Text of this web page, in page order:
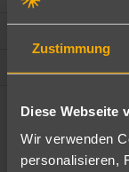
Zustimmung
Diese Webseite
Wir verwenden
personalisieren,
Bewertungen
Ändere die